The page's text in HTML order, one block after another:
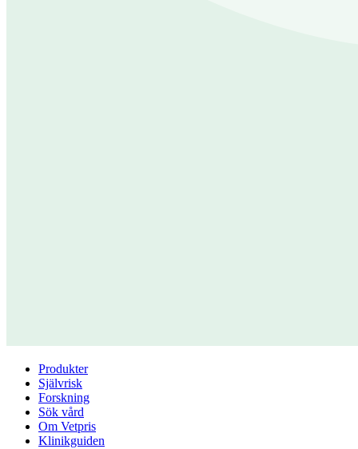
Produkter
Självrisk
Forskning
Sök vård
Om Vetpris
Klinikguiden